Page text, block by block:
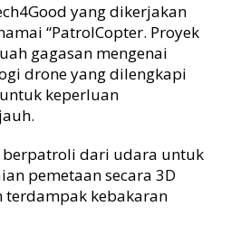
yang dikerjakan
“PatrolCopter. Proyek
gagasan mengenai
drone yang dilengkapi
keperluan
berpatroli dari udara untuk
pemetaan secara 3D
terdampak kebakaran